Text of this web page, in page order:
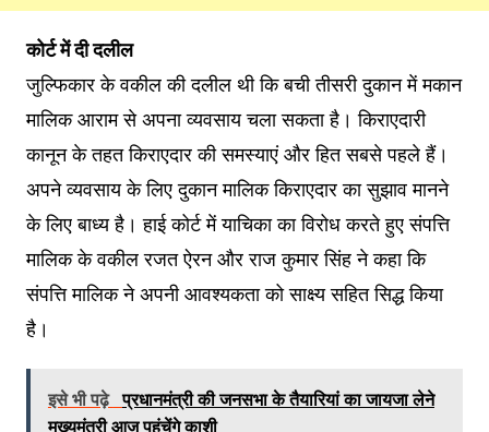
कोर्ट में दी दलील
जुल्फिकार के वकील की दलील थी कि बची तीसरी दुकान में मकान
मालिक आराम से अपना व्यवसाय चला सकता है। किराएदारी
कानून के तहत किराएदार की समस्याएं और हित सबसे पहले हैं।
अपने व्यवसाय के लिए दुकान मालिक किराएदार का सुझाव मानने
के लिए बाध्य है। हाई कोर्ट में याचिका का विरोध करते हुए संपत्ति
मालिक के वकील रजत ऐरन और राज कुमार सिंह ने कहा कि
संपत्ति मालिक ने अपनी आवश्यकता को साक्ष्य सहित सिद्ध किया
है।
इसे भी पढ़े प्रधानमंत्री की जनसभा के तैयारियां का जायजा लेने
मुख्यमंत्री आज पहुंचेंगे काशी